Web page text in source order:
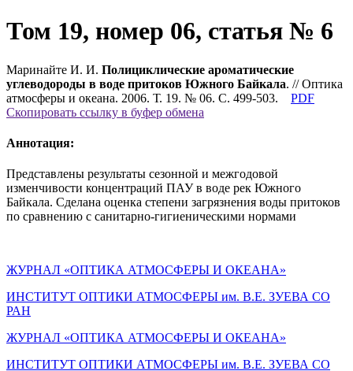
Том 19, номер 06, статья № 6
Маринайте И. И. Полициклические ароматические
углеводороды в воде притоков Южного Байкала. // Оптика
атмосферы и океана. 2006. Т. 19. № 06. С. 499-503.
PDF
Скопировать ссылку в буфер обмена
Аннотация:
Представлены результаты сезонной и межгодовой
изменчивости концентраций ПАУ в воде рек Южного
Байкала. Сделана оценка степени загрязнения воды притоков
по сравнению с санитарно-гигиеническими нормами
ЖУРНАЛ «ОПТИКА АТМОСФЕРЫ И ОКЕАНА»
ИНСТИТУТ ОПТИКИ АТМОСФЕРЫ им. В.Е. ЗУЕВА СО
РАН
ЖУРНАЛ «ОПТИКА АТМОСФЕРЫ И ОКЕАНА»
ИНСТИТУТ ОПТИКИ АТМОСФЕРЫ им. В.Е. ЗУЕВА СО